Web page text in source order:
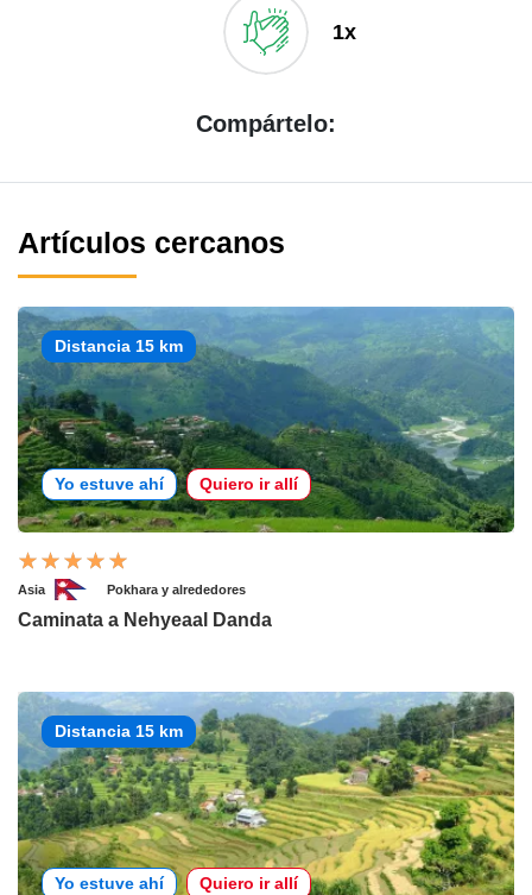
1x
Compártelo:
Artículos cercanos
Distancia 15 km
Yo estuve ahí Quiero ir allí
Asia Pokhara y alrededores
Caminata a Nehyeaal Danda
Distancia 15 km
Yo estuve ahí Quiero ir allí